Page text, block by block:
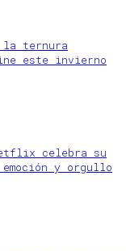
la ternura
este invierno
celebra su
y orgullo